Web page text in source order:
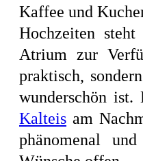
Kaffee und
Hochzeiten
Atrium zur
praktisch,
wunderschön ist.
Kalteis am
phänomenal